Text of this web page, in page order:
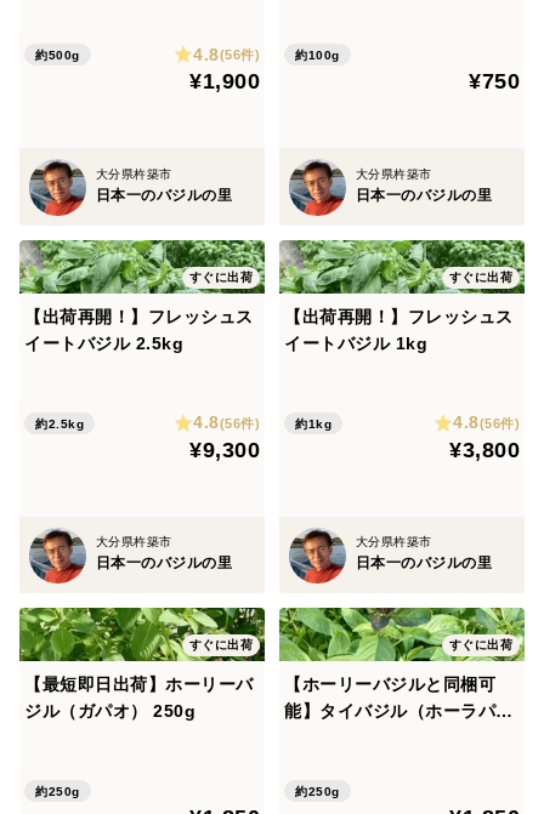
約500g 4.8(56件)
¥1,900
大分県杵築市
日本一のバジルの里
約100g
¥750
大分県杵築市
日本一のバジルの里
すぐに出荷
【出荷再開！】フレッシュス
イートバジル 2.5kg
約2.5kg 4.8(56件)
¥9,300
大分県杵築市
日本一のバジルの里
すぐに出荷
【出荷再開！】フレッシュス
イートバジル 1kg
約1kg 4.8(56件)
¥3,800
大分県杵築市
日本一のバジルの里
すぐに出荷
【最短即日出荷】ホーリーバ
ジル（ガパオ） 250g
約250g
すぐに出荷
【ホーリーバジルと同梱可
能】タイバジル（ホーラパ
約250g